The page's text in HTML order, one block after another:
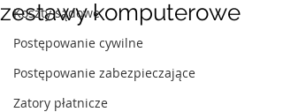
Koszty sądowe
Postępowanie cywilne
Postępowanie zabezpieczające
Zatory płatnicze
zestawy komputerowe